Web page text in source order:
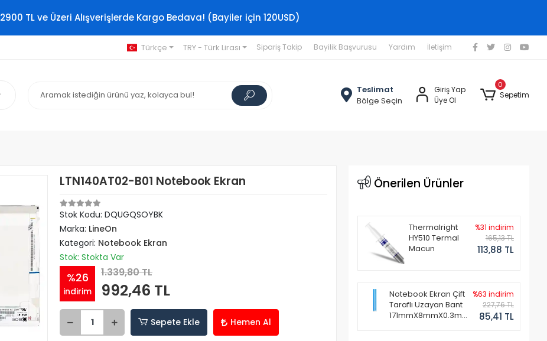
2900 TL ve Üzeri Alışverişlerde Kargo Bedava! (Bayiler için 120USD)
Türkçe TRY - Türk Lirası Sipariş Takip Bayilik Başvurusu Yardım İletişim
Teslimat
Bölge Seçin
Giriş Yap
Üye Ol
0
Sepetim
LTN140AT02-B01 Notebook Ekran
Stok Kodu: DQUGQSOYBK
Marka: LineOn
Kategori: Notebook Ekran
Stok: Stokta Var
%26
indirim
1.339,80 TL
992,46 TL
Sepete Ekle Hemen Al
Önerilen Ürünler
Thermalright
HY510 Termal
Macun
%31 indirim
165,13 TL
113,88 TL
Notebook Ekran Çift
Taraflı Uzayan Bant
171mmX8mmX0.3mm
%63 indirim
227,76 TL
85,41 TL